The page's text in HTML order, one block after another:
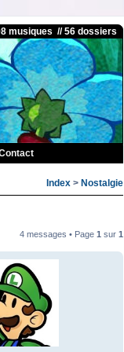
musiques // 56 dossiers
Index > Nostalgie
4 messages • Page 1 sur 1